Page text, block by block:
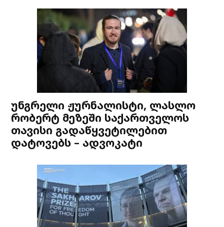
უნგრელი ჟურნალისტი, ლასლო
რობერტ მეზეში საქართველოს
თავისი გადაწყვეტილებით
დატოვებს – ადვოკატი